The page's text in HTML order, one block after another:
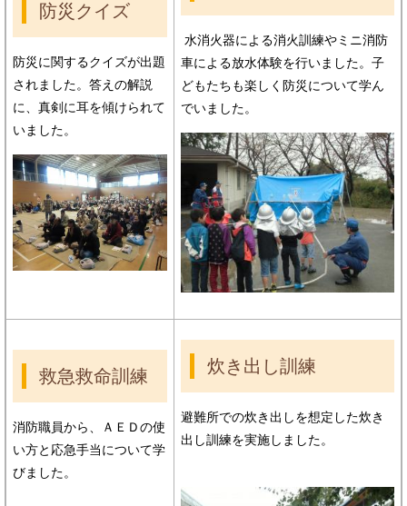
防災クイズ
防災に関するクイズが出題
されました。答えの解説
に、真剣に耳を傾けられて
いました。
水消火器による消火訓練やミニ消防
車による放水体験を行いました。子
どもたちも楽しく防災について学ん
でいました。
救急救命訓練
消防職員から、ＡＥＤの使
い方と応急手当について学
びました。
炊き出し訓練
避難所での炊き出しを想定した炊き
出し訓練を実施しました。